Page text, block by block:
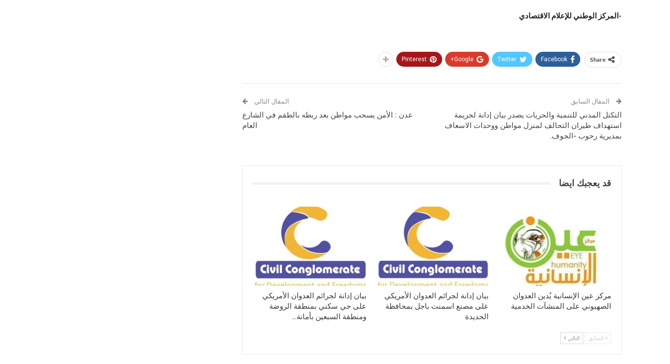
-المركز الوطني للإعلام الاقتصادي
Share
Facebook
Twitter
Google+
Pinterest
المقال السابق
التكتل المدني للتنمية والحريات يصدر بيان إدانة لجريمة
استهداف طيران التحالف لمنزل مواطن ووحدات الاسعاف
بمديرية رحوب -الجوف.
المقال التالي
عدن : الأمن يسحب مواطن بعد ربطه بالطقم في الشارع
العام
قد يعجبك ايضا
مركز عين الإنسانية يُدين العدوان
الصهيوني على المنشآت الخدمية
بيان إدانة لجرائم العدوان الأمريكي
على مصنع اسمنت باجل بمحافظة
الحديدة
بيان إدانة لجرائم العدوان الأمريكي
على حي سكني بمنطقة الروضة
ومنطقة السبعين بأمانة…
السابق التالي